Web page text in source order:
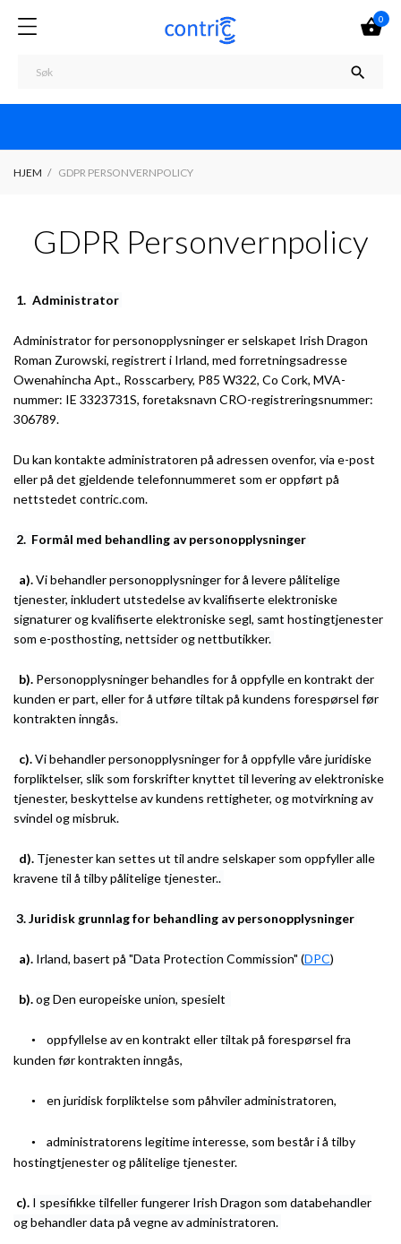

0

HJEM GDPR PERSONVERNPOLICY
GDPR Personvernpolicy
1. Administrator
Administrator for personopplysninger er selskapet Irish Dragon
Roman Zurowski, registrert i Irland, med forretningsadresse
Owenahincha Apt., Rosscarbery, P85 W322, Co Cork, MVA-
nummer: IE 3323731S, foretaksnavn CRO-registreringsnummer:
306789.
Du kan kontakte administratoren på adressen ovenfor, via e-post
eller på det gjeldende telefonnummeret som er oppført på
nettstedet contric.com.
2. Formål med behandling av personopplysninger
a).Vi behandler personopplysninger for å levere pålitelige
tjenester, inkludert utstedelse av kvalifiserte elektroniske
signaturer og kvalifiserte elektroniske segl, samt hostingtjenester
som e-posthosting, nettsider og nettbutikker.
b). Personopplysninger behandles for å oppfylle en kontrakt der
kunden er part, eller for å utføre tiltak på kundens forespørsel før
kontrakten inngås.
c).Vi behandler personopplysninger for å oppfylle våre juridiske
forpliktelser, slik som forskrifter knyttet til levering av elektroniske
tjenester, beskyttelse av kundens rettigheter, og motvirkning av
svindel og misbruk.
d). Tjenester kan settes ut til andre selskaper som oppfyller alle
kravene til å tilby pålitelige tjenester..
3.Juridisk grunnlag for behandling av personopplysninger
a). Irland, basert på "Data Protection Commission" (DPC)
b).og Den europeiske union, spesielt
•
oppfyllelse av en kontrakt eller tiltak på forespørsel fra
kunden før kontrakten inngås,
• en juridisk forpliktelse som påhviler administratoren,
•
administratorens legitime interesse, som består i å tilby
hostingtjenester og pålitelige tjenester.
c). I spesifikke tilfeller fungerer Irish Dragon som databehandler
og behandler data på vegne av administratoren.